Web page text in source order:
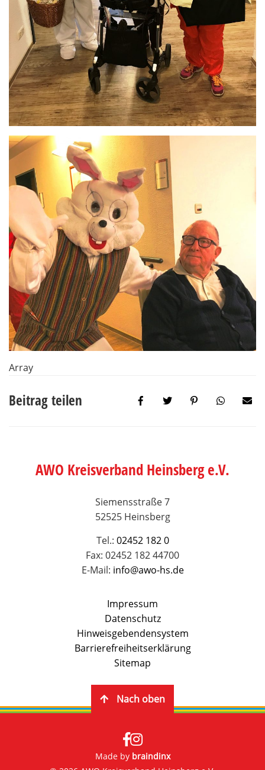
Array
Beitrag teilen
AWO Kreisverband Heinsberg e.V.
Siemensstraße 7
52525 Heinsberg
Tel.: 02452 182 0
Fax: 02452 182 44700
E-Mail: info@awo-hs.de
Impressum
Datenschutz
Hinweisgebendensystem
Barrierefreiheitserklärung
Sitemap
Nach oben
Made by braindinx